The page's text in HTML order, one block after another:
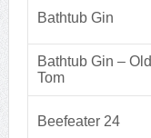
Bathtub Gin
Bathtub Gin – Old
Tom
Beefeater 24